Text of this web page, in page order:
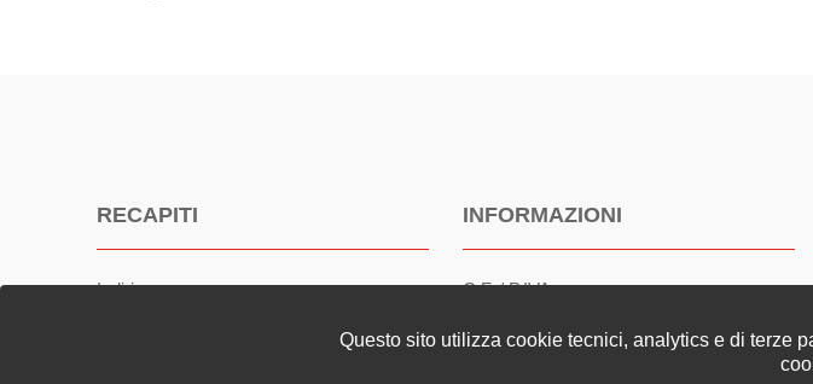
Questo sito utilizza cookie tecnici, analytics e di terze
RECAPITI
Indirizzo
INFORMAZIONI
C.F. / P.IVA